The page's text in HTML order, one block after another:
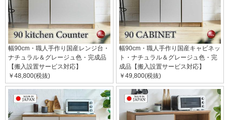
幅90cm・職人手作り国産レンジ台・
ナチュラル＆グレージュ色・完成品
【搬入設置サービス対応】
￥48,800(税抜)
幅90cm・職人手作り国産キャビネッ
ト・ナチュラル＆グレージュ色・完
成品【搬入設置サービス対応】
￥49,800(税抜)